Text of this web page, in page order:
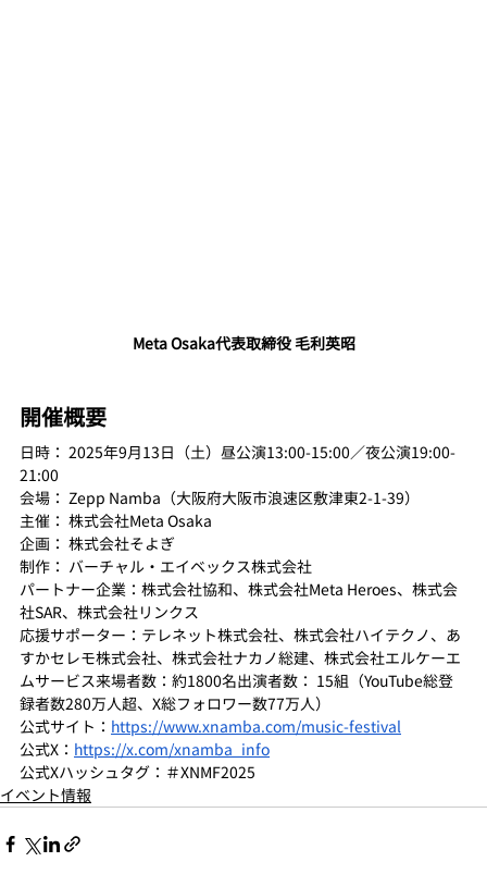
Meta Osaka代表取締役 毛利英昭
開催概要
日時： 2025年9月13日（土）昼公演13:00-15:00／夜公演19:00-
21:00
会場： Zepp Namba（大阪府大阪市浪速区敷津東2-1-39）
主催： 株式会社Meta Osaka
企画： 株式会社そよぎ
制作： バーチャル・エイベックス株式会社
パートナー企業：株式会社協和、株式会社Meta Heroes、株式会
社SAR、株式会社リンクス
応援サポーター：テレネット株式会社、株式会社ハイテクノ、あ
すかセレモ株式会社、株式会社ナカノ総建、株式会社エルケーエ
ムサービス来場者数：約1800名出演者数： 15組（YouTube総登
録者数280万人超、X総フォロワー数77万人）
公式サイト： https://www.xnamba.com/music-festival
公式X： https://x.com/xnamba_info
公式Xハッシュタグ：＃XNMF2025
イベント情報